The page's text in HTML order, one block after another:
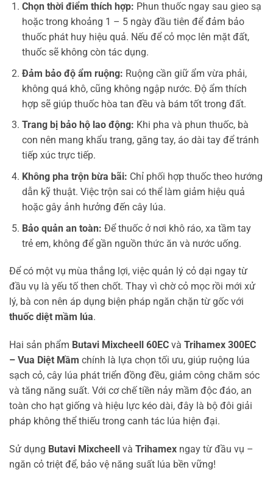
Chọn thời điểm thích hợp: Phun thuốc ngay sau gieo sạ
hoặc trong khoảng 1 – 5 ngày đầu tiên để đảm bảo
thuốc phát huy hiệu quả. Nếu để cỏ mọc lên mặt đất,
thuốc sẽ không còn tác dụng.
Đảm bảo độ ẩm ruộng: Ruộng cần giữ ẩm vừa phải,
không quá khô, cũng không ngập nước. Độ ẩm thích
hợp sẽ giúp thuốc hòa tan đều và bám tốt trong đất.
Trang bị bảo hộ lao động: Khi pha và phun thuốc, bà
con nên mang khẩu trang, găng tay, áo dài tay để tránh
tiếp xúc trực tiếp.
Không pha trộn bừa bãi: Chỉ phối hợp thuốc theo hướng
dẫn kỹ thuật. Việc trộn sai có thể làm giảm hiệu quả
hoặc gây ảnh hưởng đến cây lúa.
Bảo quản an toàn: Để thuốc ở nơi khô ráo, xa tầm tay
trẻ em, không để gần nguồn thức ăn và nước uống.
Để có một vụ mùa thắng lợi, việc quản lý cỏ dại ngay từ
đầu vụ là yếu tố then chốt. Thay vì chờ cỏ mọc rồi mới xử
lý, bà con nên áp dụng biện pháp ngăn chặn từ gốc với
thuốc diệt mầm lúa.
Hai sản phẩm Butavi Mixcheell 60EC và Trihamex 300EC
– Vua Diệt Mầm chính là lựa chọn tối ưu, giúp ruộng lúa
sạch cỏ, cây lúa phát triển đồng đều, giảm công chăm sóc
và tăng năng suất. Với cơ chế tiền nảy mầm độc đáo, an
toàn cho hạt giống và hiệu lực kéo dài, đây là bộ đôi giải
pháp không thể thiếu trong canh tác lúa hiện đại.
Sử dụng Butavi Mixcheell và Trihamex ngay từ đầu vụ –
ngăn cỏ triệt để, bảo vệ năng suất lúa bền vững!